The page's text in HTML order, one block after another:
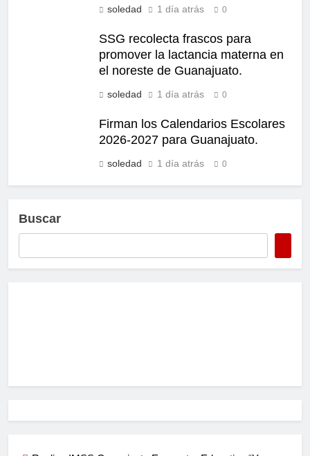
soledad 1 día atrás 0
SSG recolecta frascos para
promover la lactancia materna en
el noreste de Guanajuato.
soledad 1 día atrás 0
Firman los Calendarios Escolares
2026-2027 para Guanajuato.
soledad 1 día atrás 0
Buscar